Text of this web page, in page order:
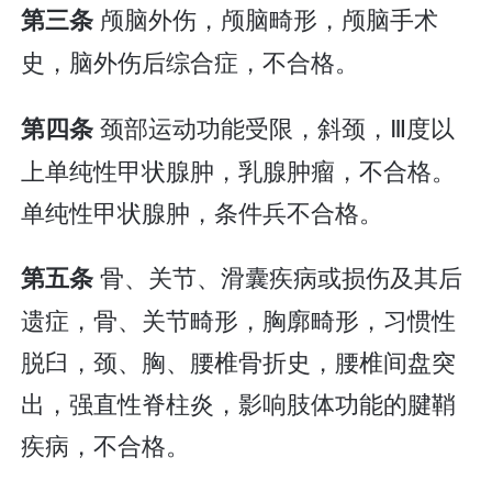
第三条 颅脑外伤，颅脑畸形，颅脑手术
史，脑外伤后综合症，不合格。
第四条颈部运动功能受限，斜颈，Ⅲ度以
上单纯性甲状腺肿，乳腺肿瘤，不合格。
单纯性甲状腺肿，条件兵不合格。
第五条骨、关节、滑囊疾病或损伤及其后
遗症，骨、关节畸形，胸廓畸形，习惯性
脱臼，颈、胸、腰椎骨折史，腰椎间盘突
出，强直性脊柱炎，影响肢体功能的腱鞘
疾病，不合格。